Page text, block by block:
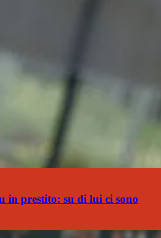
in prestito: su di lui ci sono